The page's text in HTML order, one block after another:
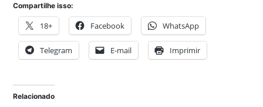
Compartilhe isso:
18+ Facebook WhatsApp
Telegram E-mail Imprimir
Relacionado